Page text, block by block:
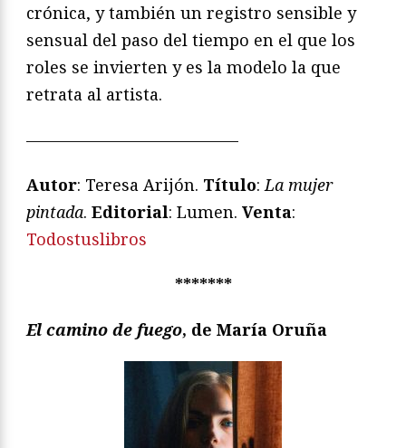
crónica, y también un registro sensible y
sensual del paso del tiempo en el que los
roles se invierten y es la modelo la que
retrata al artista.
—————————————
Autor: Teresa Arijón. Título:La mujer
pintada. Editorial: Lumen. Venta:
Todostuslibros
*******
El camino de fuego, de María Oruña